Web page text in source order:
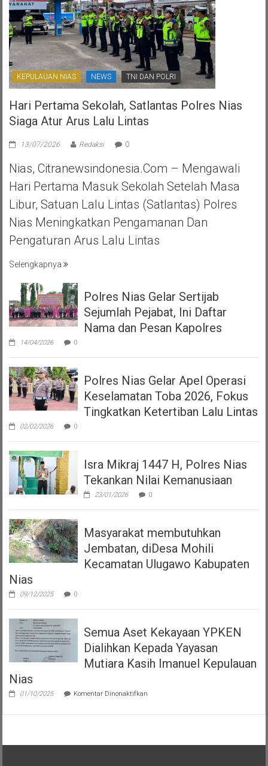
KEPULAUAN NIAS NEWS TNI DAN POLRI
Hari Pertama Sekolah, Satlantas Polres Nias
Siaga Atur Arus Lalu Lintas
13/07/2026 Redaksi 0
Nias, Citranewsindonesia.com – Mengawali
Hari Pertama Masuk Sekolah Setelah Masa
Libur, Satuan Lalu Lintas (Satlantas) Polres
Nias Meningkatkan Pengamanan Dan
Pengaturan Arus Lalu Lintas
Selengkapnya
Polres Nias Gelar Sertijab
Sejumlah Pejabat, Ini Daftar
Nama dan Pesan Kapolres
14/04/2026 0
Polres Nias Gelar Apel Operasi
Keselamatan Toba 2026, Fokus
Tingkatkan Ketertiban Lalu Lintas
02/02/2026 0
Isra Mikraj 1447 H, Polres Nias
Tekankan Nilai Kemanusiaan
23/01/2026 0
Masyarakat membutuhkan
Jembatan, diDesa Mohili
Kecamatan Ulugawo Kabupaten
Nias
09/12/2025 0
Semua Aset Kekayaan YPKEN
Dialihkan Kepada Yayasan
Mutiara Kasih Imanuel Kepulauan
Nias
01/10/2025 Komentar Dinonaktifkan